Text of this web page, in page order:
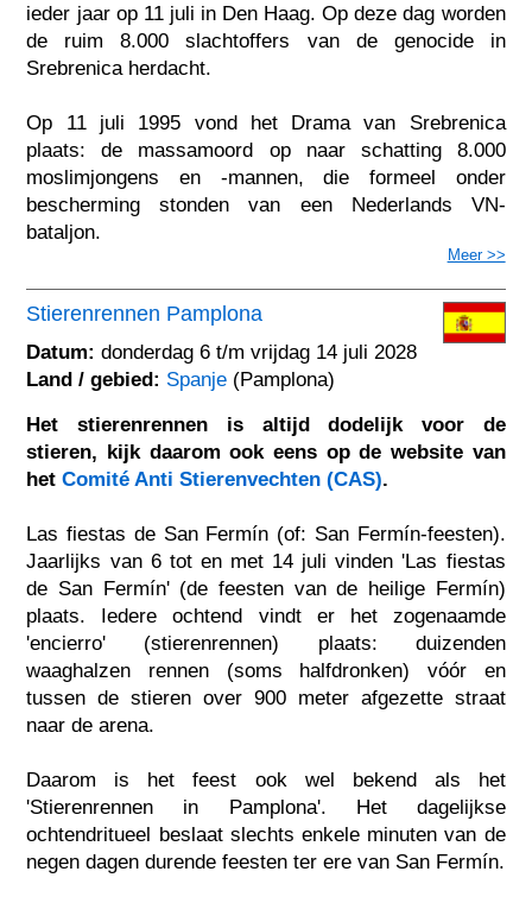
ieder jaar op 11 juli in Den Haag. Op deze dag worden
de ruim 8.000 slachtoffers van de genocide in
Srebrenica herdacht.
Op 11 juli 1995 vond het Drama van Srebrenica
plaats: de massamoord op naar schatting 8.000
moslimjongens en -mannen, die formeel onder
bescherming stonden van een Nederlands VN-
bataljon.
Meer >>
Stierenrennen Pamplona
Datum: donderdag 6 t/m vrijdag 14 juli 2028
Land / gebied: Spanje (Pamplona)
Het stierenrennen is altijd dodelijk voor de
stieren, kijk daarom ook eens op de website van
hetComité Anti Stierenvechten (CAS).
Las fiestas de San Fermín (of: San Fermín-feesten).
Jaarlijks van 6 tot en met 14 juli vinden 'Las fiestas
de San Fermín' (de feesten van de heilige Fermín)
plaats. Iedere ochtend vindt er het zogenaamde
'encierro' (stierenrennen) plaats: duizenden
waaghalzen rennen (soms halfdronken) vóór en
tussen de stieren over 900 meter afgezette straat
naar de arena.
Daarom is het feest ook wel bekend als het
'Stierenrennen in Pamplona'. Het dagelijkse
ochtendritueel beslaat slechts enkele minuten van de
negen dagen durende feesten ter ere van San Fermín.